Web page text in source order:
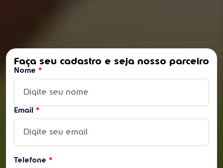
Faça seu cadastro e seja nosso parceiro
Nome *
Email *
Telefone *